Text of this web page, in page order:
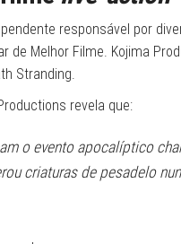
responsável por
de Melhor Filme. Kojima
Stranding.
revela que:
o evento apocalíptico
criaturas de pesadelo